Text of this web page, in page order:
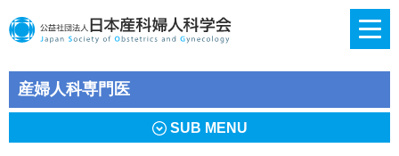
産婦人科専門医
SUB MENU